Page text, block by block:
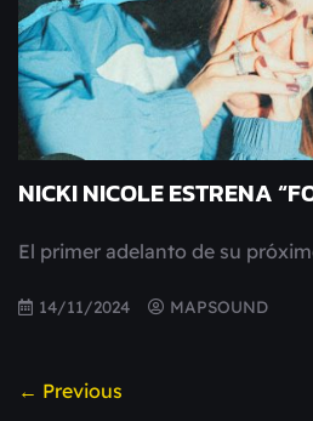
NICKI NICOLE ESTRENA
El primer adelanto de su
14/11/2024 MAPSOUND
← Previous